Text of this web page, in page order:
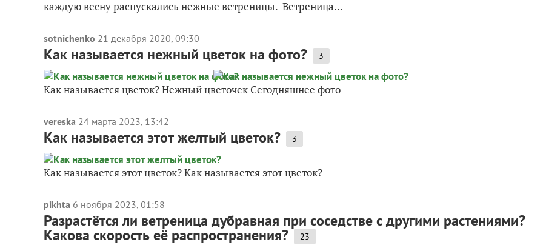
каждую весну распускались нежные ветреницы. Ветреница...
sotnichenko 21 декабря 2020, 09:30
Как называется нежный цветок на фото? 3
Как называется цветок? Нежный цветочек Сегодняшнее фото
vereska 24 марта 2023, 13:42
Как называется этот желтый цветок? 3
Как называется этот цветок? Как называется этот цветок?
pikhta 6 ноября 2023, 01:58
Разрастётся ли ветреница дубравная при соседстве с другими растениями?
Какова скорость её распространения? 23